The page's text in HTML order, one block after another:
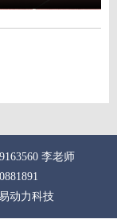
李老师
动力科技